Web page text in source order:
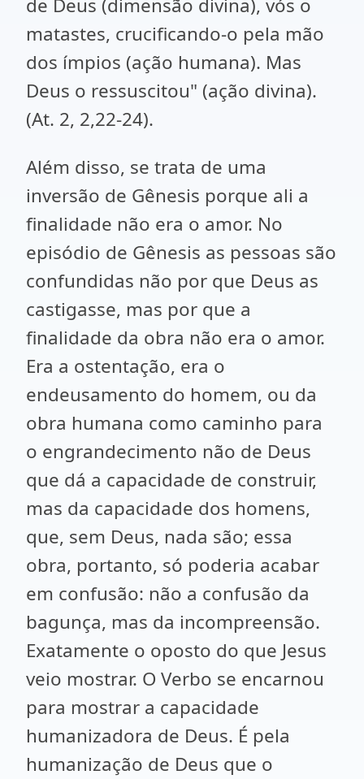
de Deus (dimensão divina), vós o
matastes, crucificando-o pela mão
dos ímpios (ação humana). Mas
Deus o ressuscitou" (ação divina).
(At. 2, 2,22-24).
Além disso, se trata de uma
inversão de Gênesis porque ali a
finalidade não era o amor. No
episódio de Gênesis as pessoas são
confundidas não por que Deus as
castigasse, mas por que a
finalidade da obra não era o amor.
Era a ostentação, era o
endeusamento do homem, ou da
obra humana como caminho para
o engrandecimento não de Deus
que dá a capacidade de construir,
mas da capacidade dos homens,
que, sem Deus, nada são; essa
obra, portanto, só poderia acabar
em confusão: não a confusão da
bagunça, mas da incompreensão.
Exatamente o oposto do que Jesus
veio mostrar. O Verbo se encarnou
para mostrar a capacidade
humanizadora de Deus. É pela
humanização de Deus que o